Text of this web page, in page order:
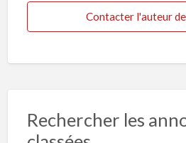
Contacter l'auteur
Rechercher les